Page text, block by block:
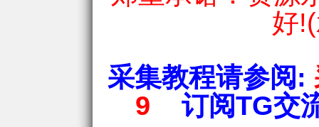
好
采集教程请参阅:
9
订阅TG交